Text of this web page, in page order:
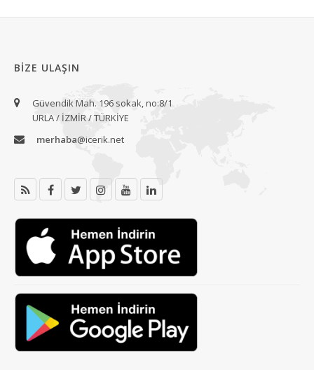
BIZE ULAŞIN
Güvendik Mah. 196 sokak, no:8/1
URLA / İZMİR / TÜRKİYE
merhaba@icerik.net